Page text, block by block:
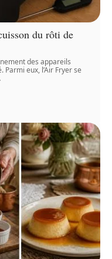
du rôti de
des appareils
eux, l’Air Fryer se